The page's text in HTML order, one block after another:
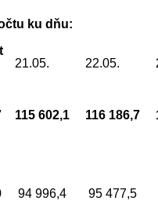
ku dňu:
21.05. 22.05.
115 602,1 116 186,7
94 996,4 95 477,5